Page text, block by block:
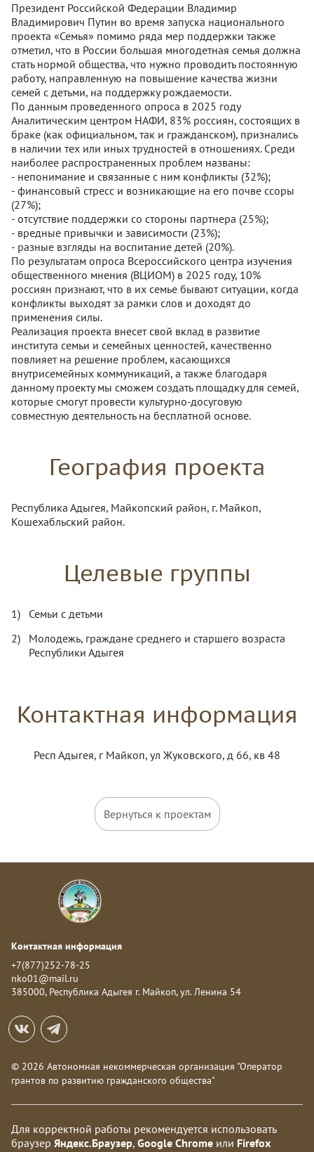
Президент Российской Федерации Владимир
Владимирович Путин во время запуска национального
проекта «Семья» помимо ряда мер поддержки также
отметил, что в России большая многодетная семья должна
стать нормой общества, что нужно проводить постоянную
работу, направленную на повышение качества жизни
семей с детьми, на поддержку рождаемости.
По данным проведенного опроса в 2025 году
Аналитическим центром НАФИ, 83% россиян, состоящих в
браке (как официальном, так и гражданском), признались
в наличии тех или иных трудностей в отношениях. Среди
наиболее распространенных проблем названы:
- непонимание и связанные с ним конфликты (32%);
- финансовый стресс и возникающие на его почве ссоры
(27%);
- отсутствие поддержки со стороны партнера (25%);
- вредные привычки и зависимости (23%);
- разные взгляды на воспитание детей (20%).
По результатам опроса Всероссийского центра изучения
общественного мнения (ВЦИОМ) в 2025 году, 10%
россиян признают, что в их семье бывают ситуации, когда
конфликты выходят за рамки слов и доходят до
применения силы.
Реализация проекта внесет свой вклад в развитие
института семьи и семейных ценностей, качественно
повлияет на решение проблем, касающихся
внутрисемейных коммуникаций, а также благодаря
данному проекту мы сможем создать площадку для семей,
которые смогут провести культурно-досуговую
совместную деятельность на бесплатной основе.
География проекта
Республика Адыгея, Майкопский район, г. Майкоп,
Кошехабльский район.
Целевые группы
Семьи с детьми
Молодежь, граждане среднего и старшего возраста
Республики Адыгея
Контактная информация
Респ Адыгея, г Майкоп, ул Жуковского, д 66, кв 48
Вернуться к проектам
Контактная информация
+7(877)252-78-25
nko01@mail.ru
385000, Республика Адыгея г. Майкоп, ул. Ленина 54
© 2026 Автономная некоммерческая организация "Оператор
грантов по развитию гражданского общества"
Для корректной работы рекомендуется использовать
браузер Яндекс.Браузер, Google Chrome или Firefox